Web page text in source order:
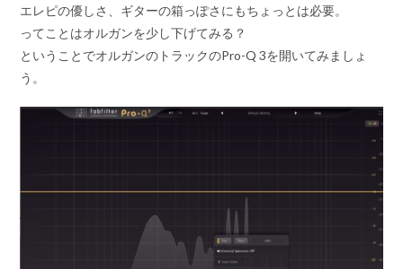
エレピの優しさ、ギターの箱っぽさにもちょっとは必要。
ってことはオルガンを少し下げてみる？
ということでオルガンのトラックのPro-Q 3を開いてみましょ
う。